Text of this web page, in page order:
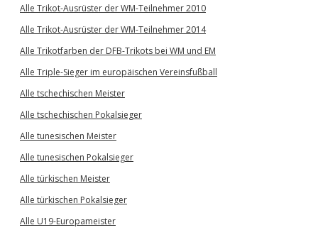
Alle Trikot-Ausrüster der WM-Teilnehmer 2010
Alle Trikot-Ausrüster der WM-Teilnehmer 2014
Alle Trikotfarben der DFB-Trikots bei WM und EM
Alle Triple-Sieger im europäischen Vereinsfußball
Alle tschechischen Meister
Alle tschechischen Pokalsieger
Alle tunesischen Meister
Alle tunesischen Pokalsieger
Alle türkischen Meister
Alle türkischen Pokalsieger
Alle U19-Europameister